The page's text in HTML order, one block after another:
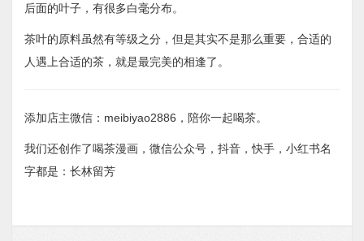
后面的叶子，有很多白毫分布。
茶叶的原料虽然有等级之分，但是其实不是那么重要，合适的
人遇上合适的茶，就是最完美的相逢了。
添加店主微信：meibiyao2886，陪你一起喝茶。
我们还创作了喝茶漫画，微信公众号，抖音，快手，小红书名
字都是：长林留芳